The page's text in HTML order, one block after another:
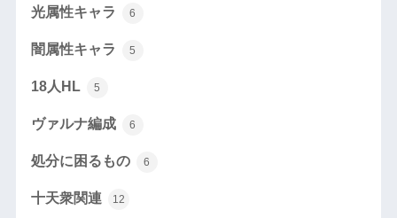
光属性キャラ 6
闇属性キャラ 5
18人HL 5
ヴァルナ編成 6
処分に困るもの 6
十天衆関連 12